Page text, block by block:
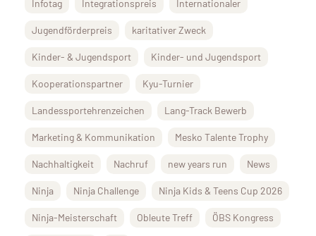
Infotag Integrationspreis Internationaler
Jugendförderpreis karitativer Zweck
Kinder- & Jugendsport Kinder- und Jugendsport
Kooperationspartner Kyu-Turnier
Landessportehrenzeichen Lang-Track Bewerb
Marketing & Kommunikation Mesko Talente Trophy
Nachhaltigkeit Nachruf new years run News
Ninja Ninja Challenge Ninja Kids & Teens Cup 2026
Ninja-Meisterschaft Obleute Treff ÖBS Kongress